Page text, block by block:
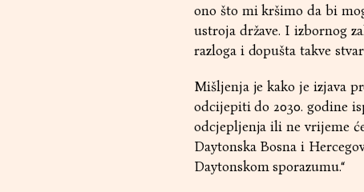
ono što mi kršimo da bi
ustroja države. I izbornog
razloga i dopušta takve
Mišljenja je kako je izjava
odcijepiti do 2030. godine
odcjepljenja ili ne vrijeme
Daytonska Bosna i
Daytonskom sporazumu.“